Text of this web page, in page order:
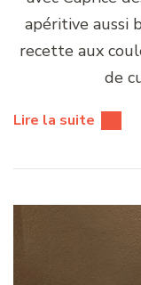
apéritive aussi
recette aux
de
Lire la suite